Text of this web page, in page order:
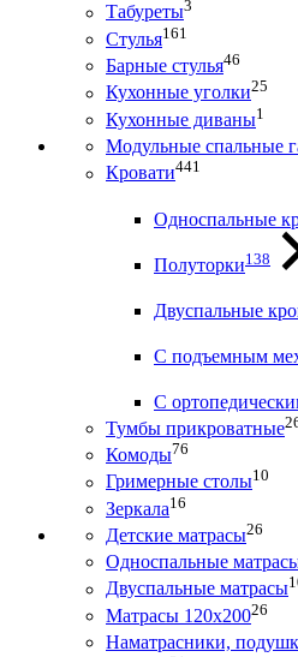
Табуреты3
Стулья161
Барные стулья46
Кухонные уголки25
Кухонные диваны1
Модульные спальные
Кровати441
Односпальные
Полуторки138
Двуспальные
С подъемным
С
Тумбы прикроватные
Комоды76
Гримерные столы10
Зеркала16
Детские матрасы26
Односпальные
Двуспальные матрасы
Матрасы 120х20026
Наматрасники,